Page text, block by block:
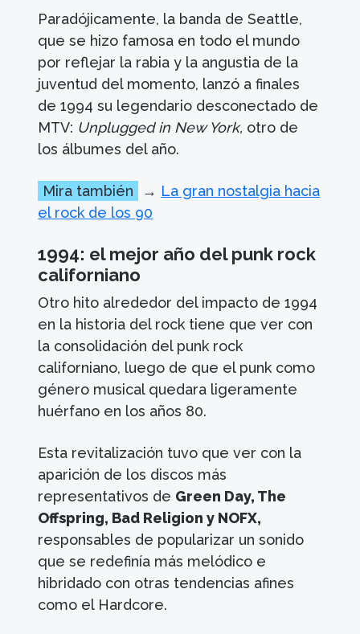
Paradójicamente, la banda de Seattle,
que se hizo famosa en todo el mundo
por reflejar la rabia y la angustia de la
juventud del momento, lanzó a finales
de 1994 su legendario desconectado de
MTV: Unplugged in New York, otro de
los álbumes del año.
Mira también → La gran nostalgia hacia
el rock de los 90
1994: el mejor año del punk rock
californiano
Otro hito alrededor del impacto de 1994
en la historia del rock tiene que ver con
la consolidación del punk rock
californiano, luego de que el punk como
género musical quedara ligeramente
huérfano en los años 80.
Esta revitalización tuvo que ver con la
aparición de los discos más
representativos de Green Day, The
Offspring, Bad Religion y NOFX,
responsables de popularizar un sonido
que se redefinía más melódico e
hibridado con otras tendencias afines
como el Hardcore.